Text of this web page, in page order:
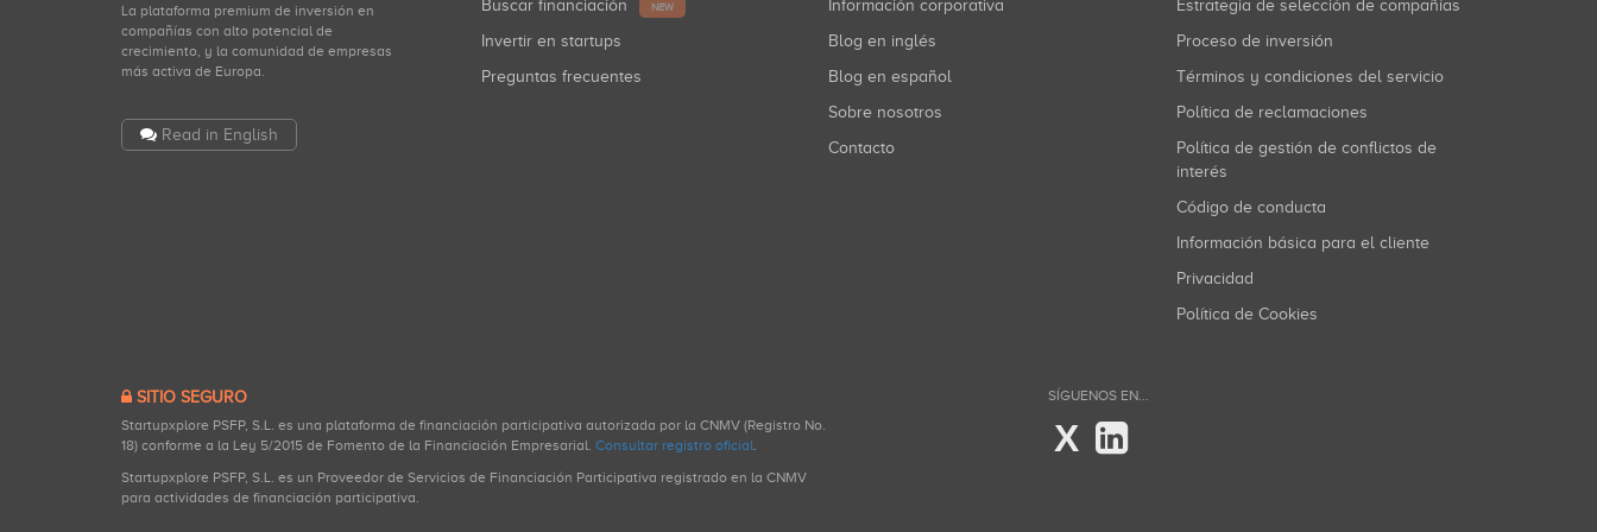
La plataforma premium de inversión en
compañías con alto potencial de
crecimiento, y la comunidad de empresas
más activa de Europa.
Read in English
Buscar financiación NEW
Invertir en startups
Preguntas frecuentes
Información corporativa
Blog en inglés
Blog en español
Sobre nosotros
Contacto
Estrategia de selección de compañías
Proceso de inversión
Términos y condiciones del servicio
Política de reclamaciones
Política de gestión de conflictos de
interés
Código de conducta
Información básica para el cliente
Privacidad
Política de Cookies
SITIO SEGURO
Startupxplore PSFP, S.L. es una plataforma de financiación participativa autorizada por la CNMV (Registro No.
18) conforme a la Ley 5/2015 de Fomento de la Financiación Empresarial. Consultar registro oficial.
Startupxplore PSFP, S.L. es un Proveedor de Servicios de Financiación Participativa registrado en la CNMV
para actividades de financiación participativa.
SÍGUENOS EN...
X